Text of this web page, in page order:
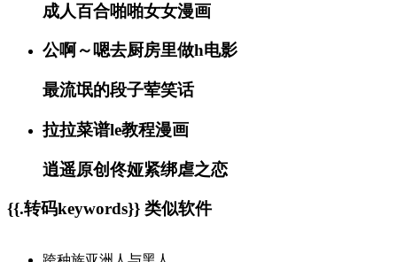
成人百合啪啪女女漫画
公啊～嗯去厨房里做h电影
最流氓的段子荤笑话
拉拉菜谱le教程漫画
逍遥原创佟娅紧绑虐之恋
{{.转码keywords}} 类似软件